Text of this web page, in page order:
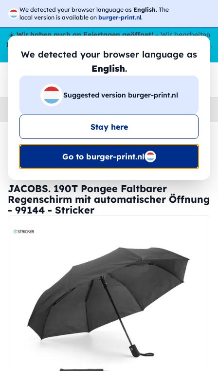
We detected your browser language as English. The
local version is available on burger-print.nl.
We detected your browser language as
English.
Suggested version burger-print.nl
Stay here
Go to burger-print.nl
☀️Wir haben auch an Feiertagen geöffnet!– Wir bearbeiten
Ihre Bestellungen den ganzen Sommer über,
sogar im August.
😎🌴
Home
🔥 -30 % DTF-Druck
JACOBS. 190T Pongee Faltbarer
Regenschirm mit automatischer Öffnung
- 99144 - Stricker